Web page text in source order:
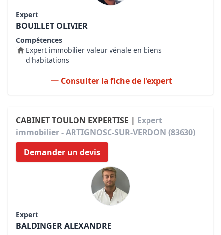
Expert
BOUILLET OLIVIER
Compétences
Expert immobilier valeur vénale en biens
d'habitations
Consulter la fiche de l'expert
CABINET TOULON EXPERTISE | Expert
immobilier - ARTIGNOSC-SUR-VERDON (83630)
Demander un devis
Expert
BALDINGER ALEXANDRE